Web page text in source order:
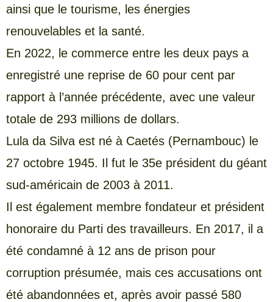
ainsi que le tourisme, les énergies
renouvelables et la santé.
En 2022, le commerce entre les deux pays a
enregistré une reprise de 60 pour cent par
rapport à l’année précédente, avec une valeur
totale de 293 millions de dollars.
Lula da Silva est né à Caetés (Pernambouc) le
27 octobre 1945. Il fut le 35e président du géant
sud-américain de 2003 à 2011.
Il est également membre fondateur et président
honoraire du Parti des travailleurs. En 2017, il a
été condamné à 12 ans de prison pour
corruption présumée, mais ces accusations ont
été abandonnées et, après avoir passé 580